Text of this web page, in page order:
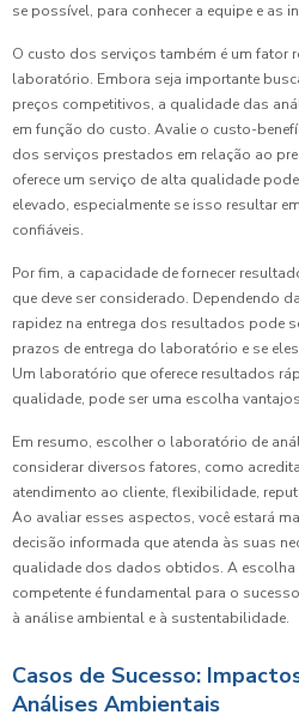
se possível, para conhecer a equipe e as
O custo dos serviços também é um fator
laboratório. Embora seja importante
preços competitivos, a qualidade das
em função do custo. Avalie o custo-
dos serviços prestados em relação ao
oferece um serviço de alta qualidade
elevado, especialmente se isso resultar
confiáveis.
Por fim, a capacidade de fornecer
que deve ser considerado. Dependendo
rapidez na entrega dos resultados pode
prazos de entrega do laboratório e se
Um laboratório que oferece resultados
qualidade, pode ser uma escolha
Em resumo, escolher o laboratório de
considerar diversos fatores, como
atendimento ao cliente, flexibilidade,
Ao avaliar esses aspectos, você estará
decisão informada que atenda às suas
qualidade dos dados obtidos. A escolha
competente é fundamental para o
à análise ambiental e à sustentabilidade.
Casos de Sucesso:
Análises Ambientais